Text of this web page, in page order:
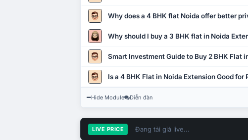
Why does a 4 BHK flat Noida offer better
Why should I buy a 3 BHK flat in Noida
Smart Investment Guide to Buy 2 BHK Flat
Is a 4 BHK Flat in Noida Extension Good for
Hide Module Diễn đàn
LIVE PRICE Đang tải giá live...